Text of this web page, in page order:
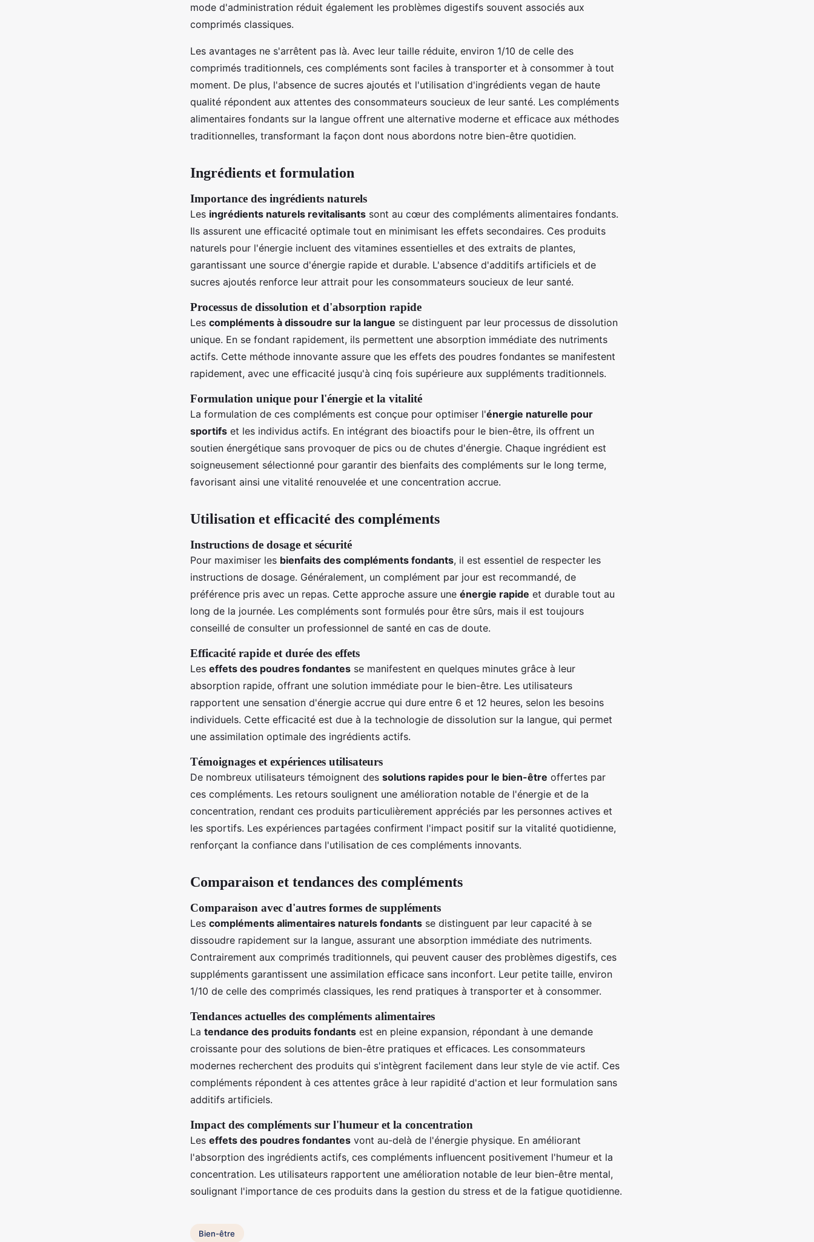
mode d'administration réduit également les problèmes digestifs souvent associés aux
comprimés classiques.
Les avantages ne s'arrêtent pas là. Avec leur taille réduite, environ 1/10 de celle des
comprimés traditionnels, ces compléments sont faciles à transporter et à consommer à tout
moment. De plus, l'absence de sucres ajoutés et l'utilisation d'ingrédients vegan de haute
qualité répondent aux attentes des consommateurs soucieux de leur santé. Les compléments
alimentaires fondants sur la langue offrent une alternative moderne et efficace aux méthodes
traditionnelles, transformant la façon dont nous abordons notre bien-être quotidien.
Ingrédients et formulation
Importance des ingrédients naturels
Les ingrédients naturels revitalisants sont au cœur des compléments alimentaires fondants.
Ils assurent une efficacité optimale tout en minimisant les effets secondaires. Ces produits
naturels pour l'énergie incluent des vitamines essentielles et des extraits de plantes,
garantissant une source d'énergie rapide et durable. L'absence d'additifs artificiels et de
sucres ajoutés renforce leur attrait pour les consommateurs soucieux de leur santé.
Processus de dissolution et d'absorption rapide
Les compléments à dissoudre sur la langue se distinguent par leur processus de dissolution
unique. En se fondant rapidement, ils permettent une absorption immédiate des nutriments
actifs. Cette méthode innovante assure que les effets des poudres fondantes se manifestent
rapidement, avec une efficacité jusqu'à cinq fois supérieure aux suppléments traditionnels.
Formulation unique pour l'énergie et la vitalité
La formulation de ces compléments est conçue pour optimiser l'énergie naturelle pour
sportifs et les individus actifs. En intégrant des bioactifs pour le bien-être, ils offrent un
soutien énergétique sans provoquer de pics ou de chutes d'énergie. Chaque ingrédient est
soigneusement sélectionné pour garantir des bienfaits des compléments sur le long terme,
favorisant ainsi une vitalité renouvelée et une concentration accrue.
Utilisation et efficacité des compléments
Instructions de dosage et sécurité
Pour maximiser les bienfaits des compléments fondants, il est essentiel de respecter les
instructions de dosage. Généralement, un complément par jour est recommandé, de
préférence pris avec un repas. Cette approche assure une énergie rapide et durable tout au
long de la journée. Les compléments sont formulés pour être sûrs, mais il est toujours
conseillé de consulter un professionnel de santé en cas de doute.
Efficacité rapide et durée des effets
Les effets des poudres fondantes se manifestent en quelques minutes grâce à leur
absorption rapide, offrant une solution immédiate pour le bien-être. Les utilisateurs
rapportent une sensation d'énergie accrue qui dure entre 6 et 12 heures, selon les besoins
individuels. Cette efficacité est due à la technologie de dissolution sur la langue, qui permet
une assimilation optimale des ingrédients actifs.
Témoignages et expériences utilisateurs
De nombreux utilisateurs témoignent des solutions rapides pour le bien-être offertes par
ces compléments. Les retours soulignent une amélioration notable de l'énergie et de la
concentration, rendant ces produits particulièrement appréciés par les personnes actives et
les sportifs. Les expériences partagées confirment l'impact positif sur la vitalité quotidienne,
renforçant la confiance dans l'utilisation de ces compléments innovants.
Comparaison et tendances des compléments
Comparaison avec d'autres formes de suppléments
Les compléments alimentaires naturels fondants se distinguent par leur capacité à se
dissoudre rapidement sur la langue, assurant une absorption immédiate des nutriments.
Contrairement aux comprimés traditionnels, qui peuvent causer des problèmes digestifs, ces
suppléments garantissent une assimilation efficace sans inconfort. Leur petite taille, environ
1/10 de celle des comprimés classiques, les rend pratiques à transporter et à consommer.
Tendances actuelles des compléments alimentaires
La tendance des produits fondants est en pleine expansion, répondant à une demande
croissante pour des solutions de bien-être pratiques et efficaces. Les consommateurs
modernes recherchent des produits qui s'intègrent facilement dans leur style de vie actif. Ces
compléments répondent à ces attentes grâce à leur rapidité d'action et leur formulation sans
additifs artificiels.
Impact des compléments sur l'humeur et la concentration
Les effets des poudres fondantes vont au-delà de l'énergie physique. En améliorant
l'absorption des ingrédients actifs, ces compléments influencent positivement l'humeur et la
concentration. Les utilisateurs rapportent une amélioration notable de leur bien-être mental,
soulignant l'importance de ces produits dans la gestion du stress et de la fatigue quotidienne.
Bien-être